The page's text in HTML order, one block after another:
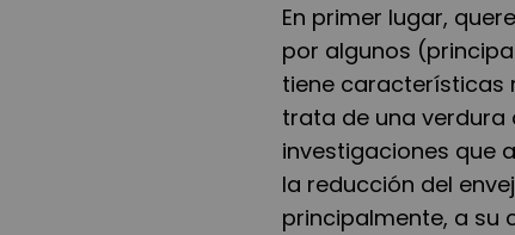
En primer lugar,
por algunos
tiene características
trata de una verdura
investigaciones que
la reducción del
principalmente, a su